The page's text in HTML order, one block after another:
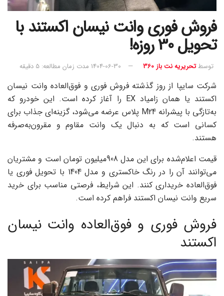
فروش فوری وانت نیسان اکستند با
تحویل 30 روزه!
توسطتحریریه نت باز 360 1404-06-30 مدت زمان مطالعه: 5 دقیقه
شرکت سایپا از روز گذشته فروش فوری و فوق‌العاده وانت نیسان
اکستند یا همان زامیاد EX را آغاز کرده است. این خودرو که
به‌تازگی با پیشرانه M24 پلاس عرضه می‌شود، گزینه‌ای جذاب برای
کسانی است که به دنبال یک وانت مقاوم و مقرون‌به‌صرفه
هستند.
قیمت اعلام‌شده برای این مدل 908میلیون تومان است و مشتریان
می‌توانند آن را در رنگ خاکستری و مدل 1404 با تحویل فوری یا
فوق‌العاده خریداری کنند. این شرایط، فرصتی مناسب برای خرید
سریع وانت نیسان اکستند فراهم کرده است.
فروش فوری و فوق‌العاده وانت نیسان
اکستند